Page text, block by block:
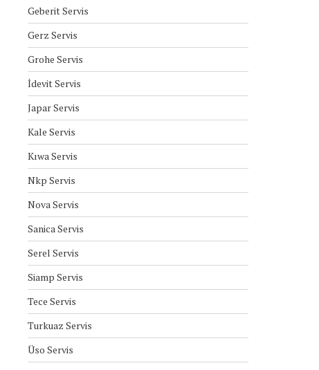
Geberit Servis
Gerz Servis
Grohe Servis
İdevit Servis
Japar Servis
Kale Servis
Kıwa Servis
Nkp Servis
Nova Servis
Sanica Servis
Serel Servis
Siamp Servis
Tece Servis
Turkuaz Servis
Üso Servis